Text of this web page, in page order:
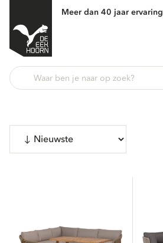
Meer dan 40 jaar ervaring